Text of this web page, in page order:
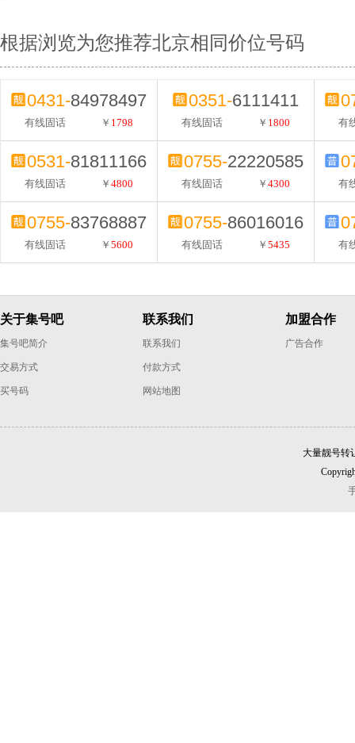
根据浏览为您推荐北京相同价位号码
0431-84978497
有线固话 ￥ 1798
0351-6111411
有线固话 ￥ 1800 有
0531-81811166
有线固话 ￥4800
0755-22220585
有线固话 ￥4300 有
0755-83768887
有线固话 ￥5600
0755-86016016
有线固话 ￥5435 有
关于集号吧
集号吧简介
交易方式
买号码
联系我们
联系我们
付款方式
网站地图
加盟合作
广告合作
大量靓号转